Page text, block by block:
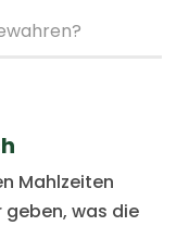
Mahlzeiten
was die